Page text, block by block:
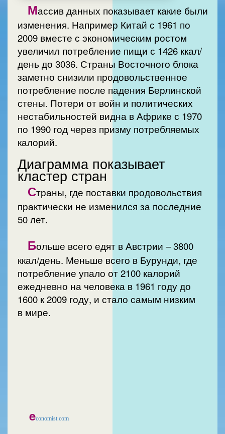
Массив данных показывает какие были
изменения. Например Китай с 1961 по
2009 вместе с экономическим ростом
увеличил потребление пищи с 1426 ккал/
день до 3036. Страны Восточного блока
заметно снизили продовольственное
потребление после падения Берлинской
стены. Потери от войн и политических
нестабильностей видна в Африке с 1970
по 1990 год через призму потребляемых
калорий.
Диаграмма показывает
кластер стран
Страны, где поставки продовольствия
практически не изменился за последние
50 лет.
Больше всего едят в Австрии – 3800
ккал/день. Меньше всего в Бурунди, где
потребление упало от 2100 калорий
ежедневно на человека в 1961 году до
1600 к 2009 году, и стало самым низким
в мире.
economist.com